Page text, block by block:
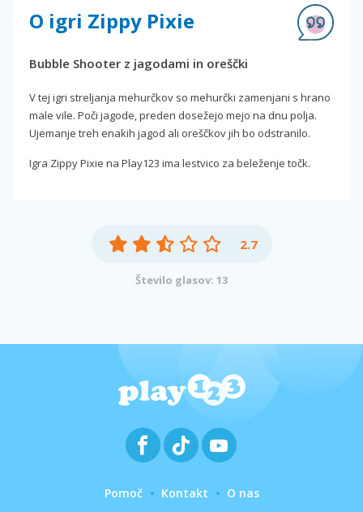
O igri Zippy Pixie
Bubble Shooter z jagodami in oreščki
V tej igri streljanja mehurčkov so mehurčki zamenjani s hrano
male vile. Poči jagode, preden dosežejo mejo na dnu polja.
Ujemanje treh enakih jagod ali oreščkov jih bo odstranilo.
Igra Zippy Pixie na Play123 ima lestvico za beleženje točk.
2.7
Število glasov: 13
Pomoč Kontakt O nas